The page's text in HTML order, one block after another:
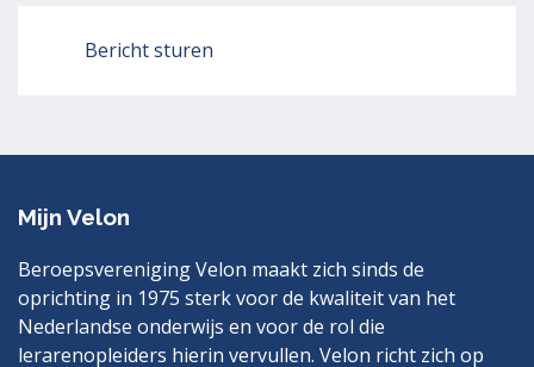
Bericht sturen
Mijn Velon
Beroepsvereniging Velon maakt zich sinds de
oprichting in 1975 sterk voor de kwaliteit van het
Nederlandse onderwijs en voor de rol die
lerarenopleiders hierin vervullen. Velon richt zich op